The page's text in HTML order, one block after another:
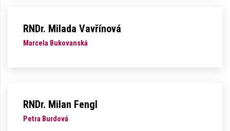
RNDr. Milada Vavřínová
Marcela Bukovanská
RNDr. Milan Fengl
Petra Burdová